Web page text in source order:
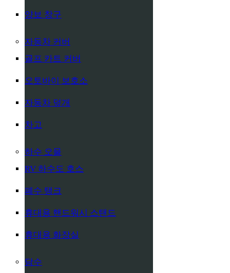
양보 창구
자동차 커버
골프 카트 커버
오토바이 보호소
자동차 덮개
차고
하수 오물
RV 하수도 호스
폐수 탱크
휴대용 핸드워시 스탠드
휴대용 화장실
담수